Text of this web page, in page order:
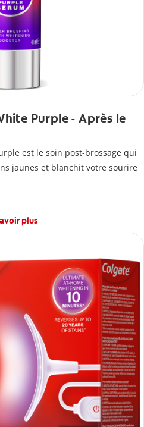
Purple - Après le
est le soin post-brossage qui
jaunes et blanchit votre sourire
plus